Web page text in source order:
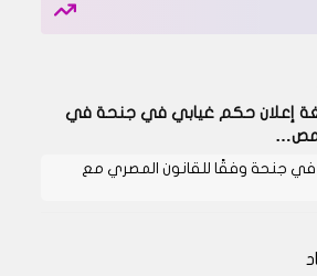
إعلان حكم غيابي في جنحة في
جنحة وفقًا للقانون المصري مع